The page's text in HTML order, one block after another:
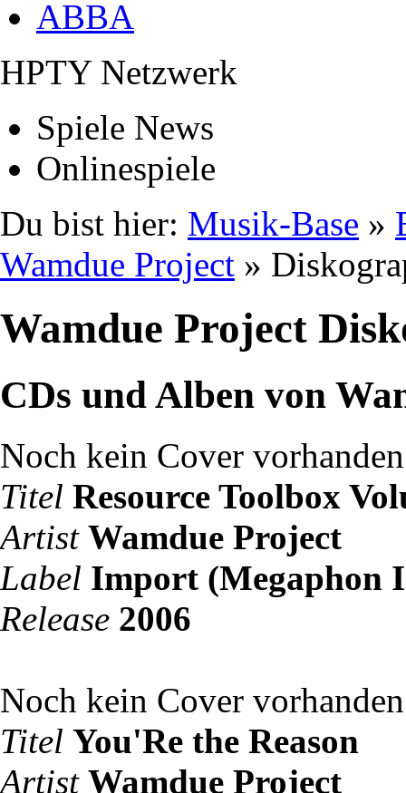
ABBA
HPTY Netzwerk
Spiele News
Onlinespiele
Du bist hier: Musik-Base »
Wamdue Project »
Wamdue Project
CDs und Alben von
Noch kein Cover vorhanden
Titel Resource Toolbox
Artist Wamdue Project
Label Import (Megaphon
Release 2006
Noch kein Cover vorhanden
Titel You'Re the Reason
Artist Wamdue Project